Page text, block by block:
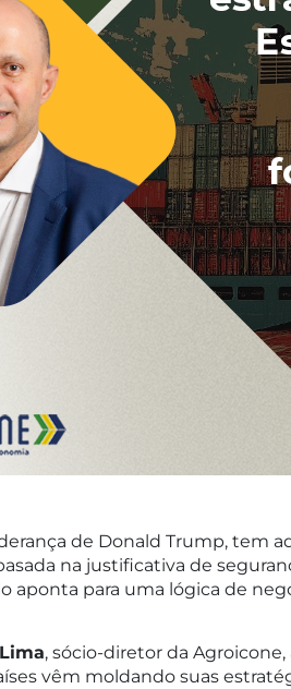
de Donald Trump, tem
na justificativa de
aponta para uma lógica de
, sócio-diretor da
vêm moldando suas